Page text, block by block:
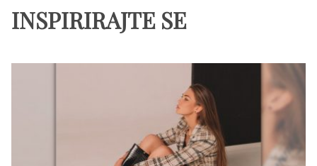
INSPIRIRAJTE SE